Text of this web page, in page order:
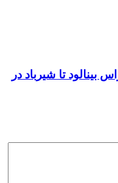
تا شیرباد در